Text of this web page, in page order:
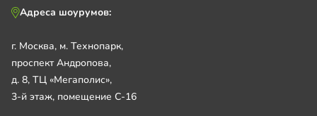
Адреса шоурумов:
г. Москва, м. Технопарк,
проспект Андропова,
д. 8, ТЦ «Мегаполис»,
3-й этаж, помещение С-16